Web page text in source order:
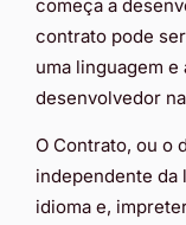
começa a
contrato pode
uma linguagem
desenvolvedor
O Contrato, ou o
independente da
idioma e,